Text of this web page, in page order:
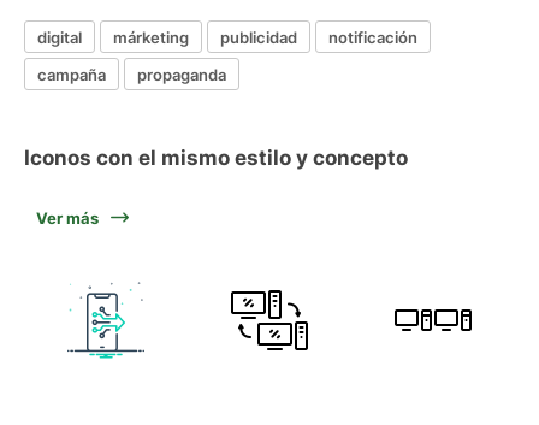
digital márketing publicidad
notificación
campaña
propaganda
Iconos con el mismo estilo y concepto
Ver más